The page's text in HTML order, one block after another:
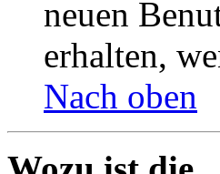
neuen
erhalten,
Nach oben